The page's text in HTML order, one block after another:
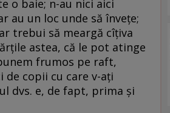
o baie; n-au nici aici
au un loc unde să învețe;
trebui să meargă cîțiva
astea, că le pot atinge
frumos pe raft,
de copii cu care v-ați
dvs. e, de fapt, prima și